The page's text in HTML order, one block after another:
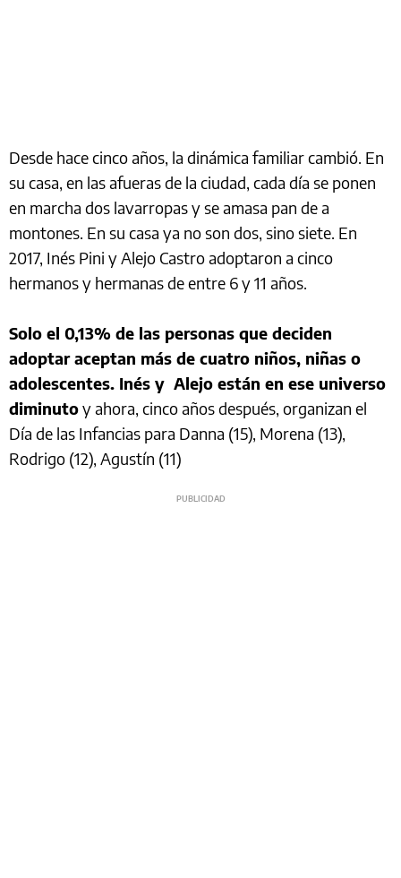
Desde hace cinco años, la dinámica familiar cambió. En
su casa, en las afueras de la ciudad, cada día se ponen
en marcha dos lavarropas y se amasa pan de a
montones. En su casa ya no son dos, sino siete. En
2017, Inés Pini y Alejo Castro adoptaron a cinco
hermanos y hermanas de entre 6 y 11 años.
Solo el 0,13% de las personas que deciden
adoptar aceptan más de cuatro niños, niñas o
adolescentes. Inés y Alejo están en ese universo
diminutoy ahora, cinco años después, organizan el
Día de las Infancias para Danna (15), Morena (13),
Rodrigo (12), Agustín (11)